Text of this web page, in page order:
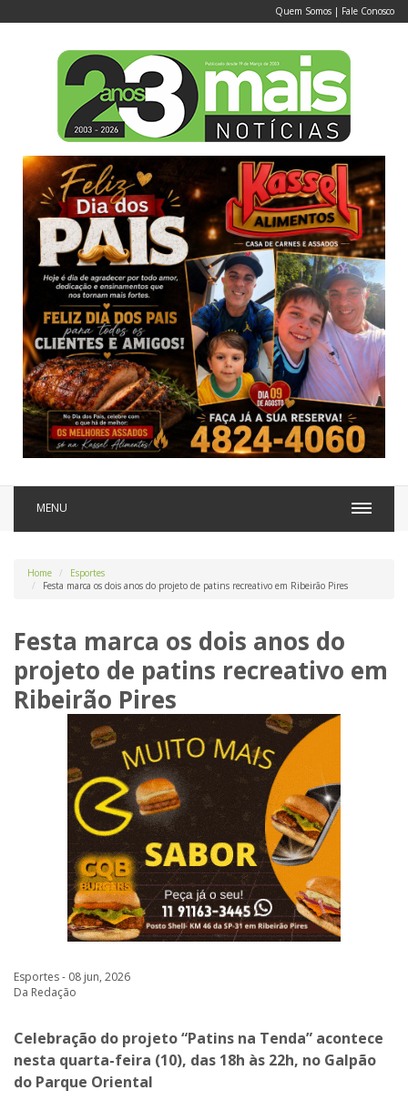
Quem Somos | Fale Conosco
MENU
Home
Esportes
Festa marca os dois anos do projeto de patins recreativo em Ribeirão Pires
Festa marca os dois anos do
projeto de patins recreativo em
Ribeirão Pires
Esportes - 08 jun, 2026
Da Redação
Celebração do projeto “Patins na Tenda” acontece
nesta quarta-feira (10), das 18h às 22h, no Galpão
do Parque Oriental